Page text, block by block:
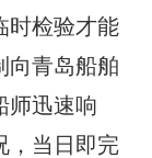
时检验才能
向青岛船舶
师迅速响
，当日即完